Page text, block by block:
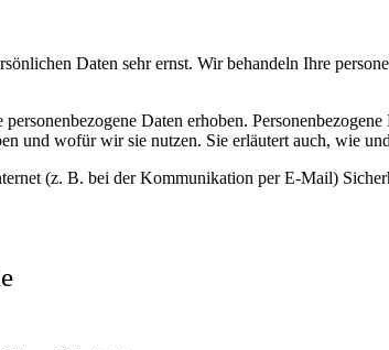
Daten sehr ernst. Wir behandeln Ihre
Daten erhoben.
und wofür wir sie nutzen. Sie erläutert auch, wie
(z. B. bei der Kommunikation per E-Mail)